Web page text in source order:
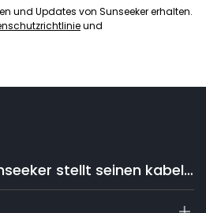
und Updates von Sunseeker erhalten.
und
Sunseeker stellt seinen kabellosen Mähroboter der X-Serie vor und signalisiert damit die Entschlossenheit zur Marktexpansion